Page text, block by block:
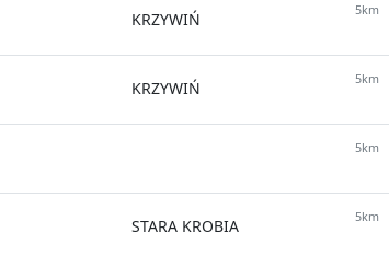
KRZYWIŃ 5km
KRZYWIŃ 5km
5km
STARA KROBIA 5km